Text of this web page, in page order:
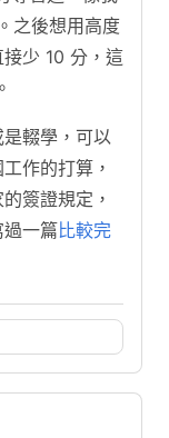
之後想用高度
少 10 分，這
輟學，可以
作的打算，
簽證規定，
一篇比較完